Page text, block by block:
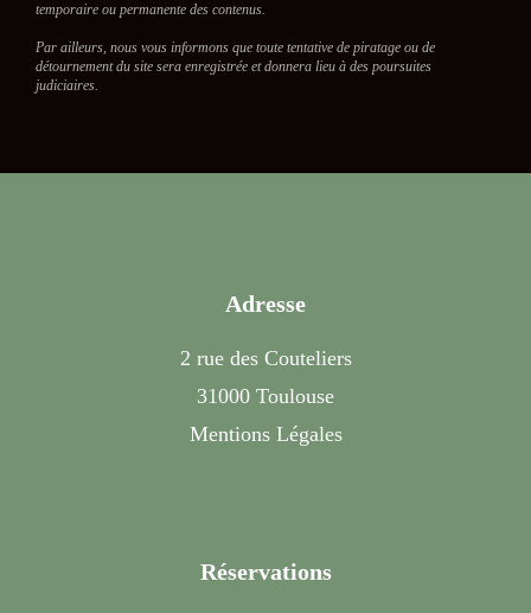
temporaire ou permanente des contenus.
Par ailleurs, nous vous informons que toute tentative de piratage ou de
détournement du site sera enregistrée et donnera lieu à des poursuites
judiciaires.
Adresse
2 rue des Couteliers
31000 Toulouse
Mentions Légales
Réservations